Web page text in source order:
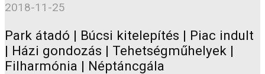
2018-11-25
Park átadó | Búcsi kitelepítés | Piac indult
| Házi gondozás | Tehetségműhelyek |
Filharmónia | Néptáncgála